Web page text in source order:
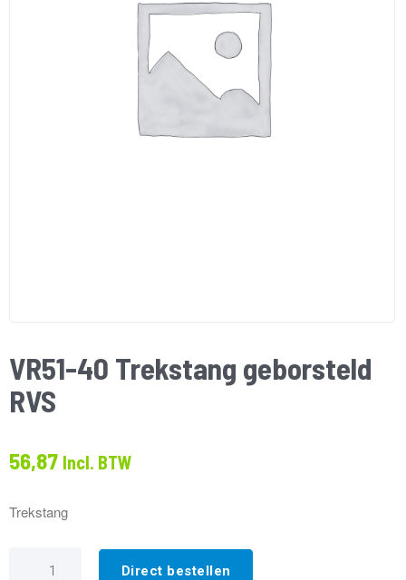
VR51-40 Trekstang geborsteld
RVS
56,87 Incl. BTW
Trekstang
Direct bestellen